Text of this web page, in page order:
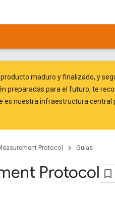
maduro y finalizado, y
preparadas para el futuro, te
es nuestra infraestructura
Protocol Guías
Protocol